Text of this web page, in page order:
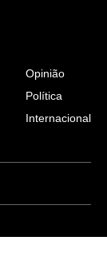
Opinião
Política
Internacional